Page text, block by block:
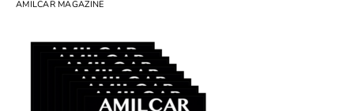
AMILCAR MAGAZINE